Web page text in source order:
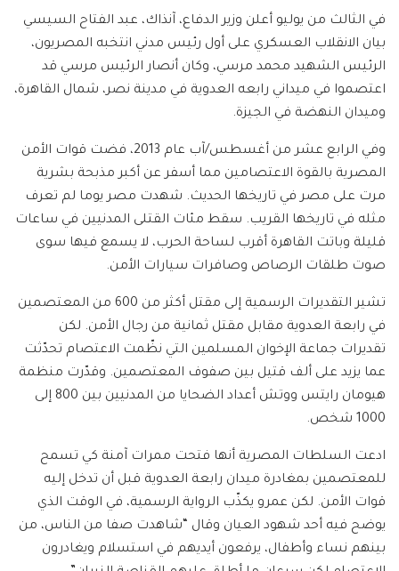
في الثالث من يوليو أعلن وزير الدفاع، آنذاك، عبد الفتاح السيسي
بيان الانقلاب العسكري على أول رئيس مدني انتخبه المصريون،
الرئيس الشهيد محمد مرسي، وكان أنصار الرئيس مرسي قد
اعتصموا في ميداني رابعه العدوية في مدينة نصر، شمال القاهرة،
وميدان النهضة في الجيزة.
وفي الرابع عشر من أغسطس/آب عام 2013، فضت قوات الأمن
المصرية بالقوة الاعتصامين مما أسفر عن أكبر مذبحة بشرية
مرت على مصر في تاريخها الحديث. شهدت مصر يوما لم تعرف
مثله في تاريخها القريب. سقط مئات القتلى المدنيين في ساعات
قليلة وباتت القاهرة أقرب لساحة الحرب، لا يسمع فيها سوى
صوت طلقات الرصاص وصافرات سيارات الأمن.
تشير التقديرات الرسمية إلى مقتل أكثر من 600 من المعتصمين
في رابعة العدوية مقابل مقتل ثمانية من رجال الأمن. لكن
تقديرات جماعة الإخوان المسلمين التي نظّمت الاعتصام تحدّثت
عما يزيد على ألف قتيل بين صفوف المعتصمين. وقدّرت منظمة
هيومان رايتس ووتش أعداد الضحايا من المدنيين بين 800 إلى
1000 شخص.
ادعت السلطات المصرية أنها فتحت ممرات آمنة كي تسمح
للمعتصمين بمغادرة ميدان رابعة العدوية قبل أن تدخل إليه
قوات الأمن. لكن عمرو يكذّب الرواية الرسمية، في الوقت الذي
يوضح فيه أحد شهود العيان وقال “شاهدت صفا من الناس، من
بينهم نساء وأطفال، يرفعون أيديهم في استسلام ويغادرون